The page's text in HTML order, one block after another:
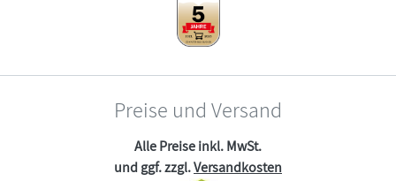
Preise und Versand
Alle Preise inkl. MwSt.
und ggf. zzgl.Versandkosten